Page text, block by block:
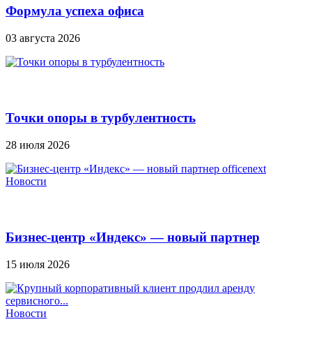
Формула успеха офиса
03 августа 2026
Точки опоры в турбулентность
28 июля 2026
Новости
Бизнес-центр «Индекс» — новый партнер
15 июля 2026
Новости